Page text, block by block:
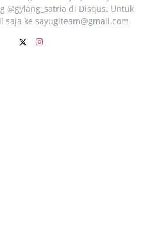
@gylang_satria di Disqus. Untuk
saja ke sayugiteam@gmail.com